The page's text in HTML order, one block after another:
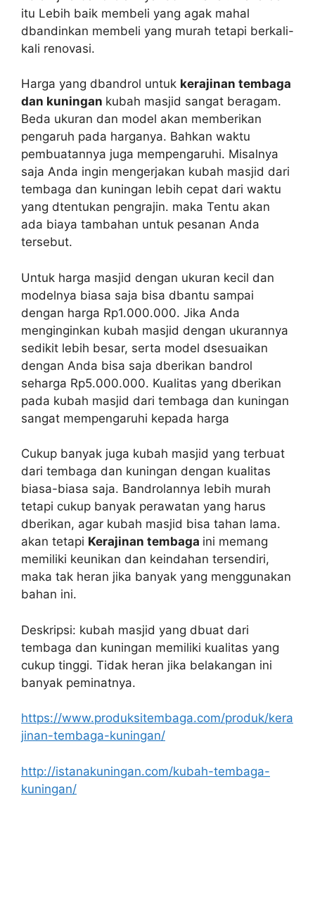
itu Lebih baik membeli yang agak mahal
dbandinkan membeli yang murah tetapi berkali-
kali renovasi.
Harga yang dbandrol untuk kerajinan tembaga
dan kuningan kubah masjid sangat beragam.
Beda ukuran dan model akan memberikan
pengaruh pada harganya. Bahkan waktu
pembuatannya juga mempengaruhi. Misalnya
saja Anda ingin mengerjakan kubah masjid dari
tembaga dan kuningan lebih cepat dari waktu
yang dtentukan pengrajin. maka Tentu akan
ada biaya tambahan untuk pesanan Anda
tersebut.
Untuk harga masjid dengan ukuran kecil dan
modelnya biasa saja bisa dbantu sampai
dengan harga Rp1.000.000. Jika Anda
menginginkan kubah masjid dengan ukurannya
sedikit lebih besar, serta model dsesuaikan
dengan Anda bisa saja dberikan bandrol
seharga Rp5.000.000. Kualitas yang dberikan
pada kubah masjid dari tembaga dan kuningan
sangat mempengaruhi kepada harga
Cukup banyak juga kubah masjid yang terbuat
dari tembaga dan kuningan dengan kualitas
biasa-biasa saja. Bandrolannya lebih murah
tetapi cukup banyak perawatan yang harus
dberikan, agar kubah masjid bisa tahan lama.
akan tetapi Kerajinan tembaga ini memang
memiliki keunikan dan keindahan tersendiri,
maka tak heran jika banyak yang menggunakan
bahan ini.
Deskripsi: kubah masjid yang dbuat dari
tembaga dan kuningan memiliki kualitas yang
cukup tinggi. Tidak heran jika belakangan ini
banyak peminatnya.
https://www.produksitembaga.com/produk/kera
jinan-tembaga-kuningan/
http://istanakuningan.com/kubah-tembaga-
kuningan/